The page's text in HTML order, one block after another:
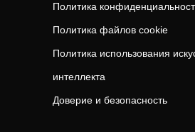
Политика
Политика файлов cookie
Политика использования
интеллекта
Доверие и безопасность